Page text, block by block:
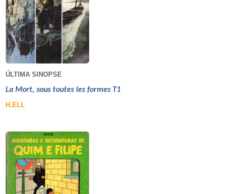
ÚLTIMA SINOPSE
La Mort, sous toutes les formes T1
H.ELL